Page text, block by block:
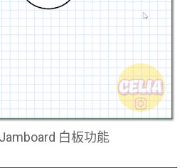
白板功能